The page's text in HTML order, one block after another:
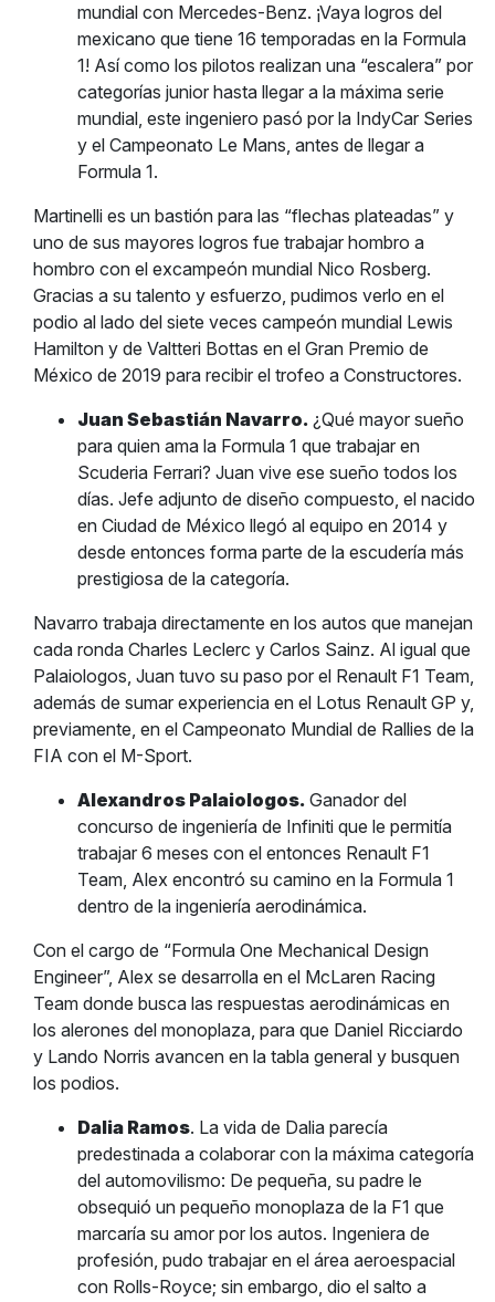
mundial con Mercedes-Benz. ¡Vaya logros del
mexicano que tiene 16 temporadas en la Formula
1! Así como los pilotos realizan una “escalera” por
categorías junior hasta llegar a la máxima serie
mundial, este ingeniero pasó por la IndyCar Series
y el Campeonato Le Mans, antes de llegar a
Formula 1.
Martinelli es un bastión para las “flechas plateadas” y
uno de sus mayores logros fue trabajar hombro a
hombro con el excampeón mundial Nico Rosberg.
Gracias a su talento y esfuerzo, pudimos verlo en el
podio al lado del siete veces campeón mundial Lewis
Hamilton y de Valtteri Bottas en el Gran Premio de
México de 2019 para recibir el trofeo a Constructores.
Juan Sebastián Navarro. ¿Qué mayor sueño
para quien ama la Formula 1 que trabajar en
Scuderia Ferrari? Juan vive ese sueño todos los
días. Jefe adjunto de diseño compuesto, el nacido
en Ciudad de México llegó al equipo en 2014 y
desde entonces forma parte de la escudería más
prestigiosa de la categoría.
Navarro trabaja directamente en los autos que manejan
cada ronda Charles Leclerc y Carlos Sainz. Al igual que
Palaiologos, Juan tuvo su paso por el Renault F1 Team,
además de sumar experiencia en el Lotus Renault GP y,
previamente, en el Campeonato Mundial de Rallies de la
FIA con el M-Sport.
Alexandros Palaiologos. Ganador del
concurso de ingeniería de Infiniti que le permitía
trabajar 6 meses con el entonces Renault F1
Team, Alex encontró su camino en la Formula 1
dentro de la ingeniería aerodinámica.
Con el cargo de “Formula One Mechanical Design
Engineer”, Alex se desarrolla en el McLaren Racing
Team donde busca las respuestas aerodinámicas en
los alerones del monoplaza, para que Daniel Ricciardo
y Lando Norris avancen en la tabla general y busquen
los podios.
Dalia Ramos. La vida de Dalia parecía
predestinada a colaborar con la máxima categoría
del automovilismo: De pequeña, su padre le
obsequió un pequeño monoplaza de la F1 que
marcaría su amor por los autos. Ingeniera de
profesión, pudo trabajar en el área aeroespacial
con Rolls-Royce; sin embargo, dio el salto a